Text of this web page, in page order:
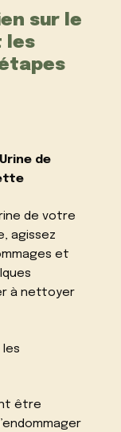
sur le
les
de
de votre
agissez
et
à nettoyer
les
être